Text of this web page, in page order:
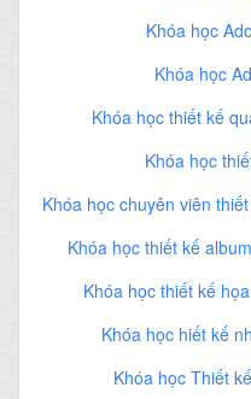
Khóa học
Khóa học
Khóa học thiết kế
Khóa học
Khóa học chuyên viên
Khóa học thiết kế
Khóa học thiết kế
Khóa học hiết kế
Khóa học Thiết